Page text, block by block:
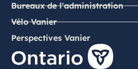
Bureaux de l'administration
Vélo Vanier
Perspectives Vanier